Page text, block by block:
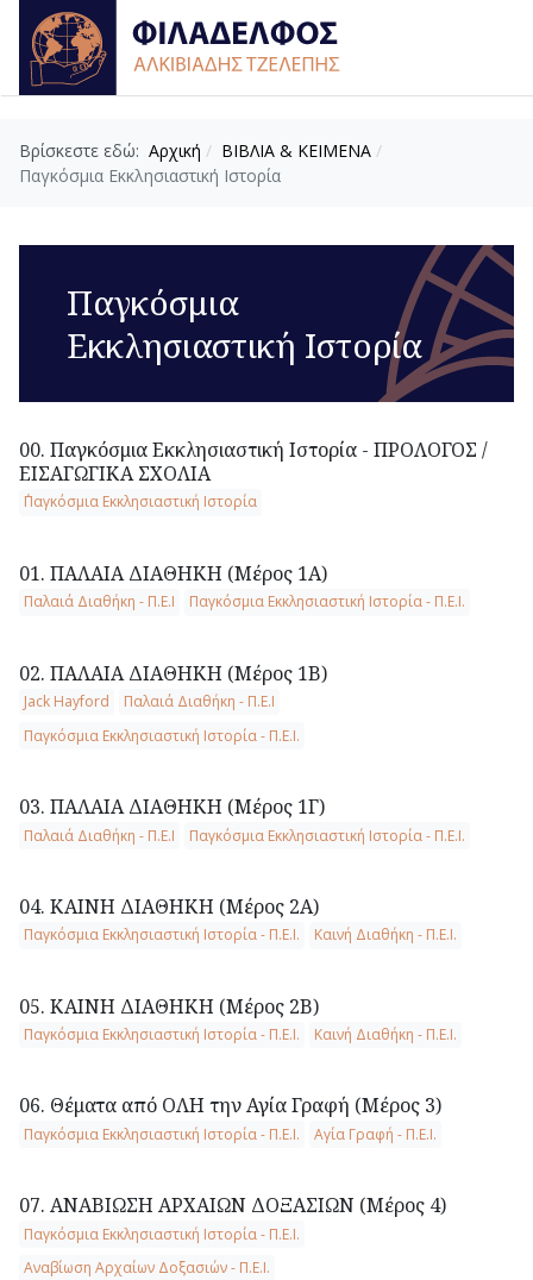
Βρίσκεστε εδώ: Αρχική
ΒΙΒΛΙΑ & ΚΕΙΜΕΝΑ
Παγκόσμια Εκκλησιαστική Ιστορία
Παγκόσμια
Εκκλησιαστική Ιστορία
00. Παγκόσμια Εκκλησιαστική Ιστορία - ΠΡΟΛΟΓΟΣ /
ΕΙΣΑΓΩΓΙΚΑ ΣΧΟΛΙΑ
΄Παγκόσμια Εκκλησιαστική Ιστορία
01. ΠΑΛΑΙΑ ΔΙΑΘΗΚΗ (Μέρος 1Α)
Παλαιά Διαθήκη - Π.Ε.Ι Παγκόσμια Εκκλησιαστική Ιστορία - Π.Ε.Ι.
02. ΠΑΛΑΙΑ ΔΙΑΘΗΚΗ (Μέρος 1Β)
Jack Hayford
Παλαιά Διαθήκη - Π.Ε.Ι
Παγκόσμια Εκκλησιαστική Ιστορία - Π.Ε.Ι.
03. ΠΑΛΑΙΑ ΔΙΑΘΗΚΗ (Μέρος 1Γ)
Παλαιά Διαθήκη - Π.Ε.Ι Παγκόσμια Εκκλησιαστική Ιστορία - Π.Ε.Ι.
04. ΚΑΙΝΗ ΔΙΑΘΗΚΗ (Μέρος 2Α)
Παγκόσμια Εκκλησιαστική Ιστορία - Π.Ε.Ι. Καινή Διαθήκη - Π.Ε.Ι.
05. ΚΑΙΝΗ ΔΙΑΘΗΚΗ (Μέρος 2Β)
Παγκόσμια Εκκλησιαστική Ιστορία - Π.Ε.Ι. Καινή Διαθήκη - Π.Ε.Ι.
06. Θέματα από ΟΛΗ την Αγία Γραφή (Μέρος 3)
Παγκόσμια Εκκλησιαστική Ιστορία - Π.Ε.Ι. Αγία Γραφή - Π.Ε.Ι.
07. ΑΝΑΒΙΩΣΗ ΑΡΧΑΙΩΝ ΔΟΞΑΣΙΩΝ (Μέρος 4)
Παγκόσμια Εκκλησιαστική Ιστορία - Π.Ε.Ι.
Αναβίωση Αρχαίων Δοξασιών - Π.Ε.Ι.